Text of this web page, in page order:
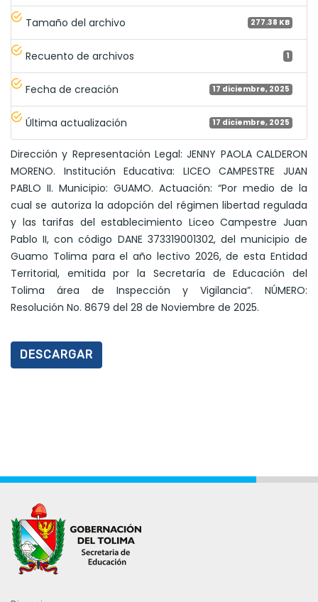
Tamaño del archivo 277.38 KB
Recuento de archivos 1
Fecha de creación 17 diciembre, 2025
Última actualización 17 diciembre, 2025
Dirección y Representación Legal: JENNY PAOLA CALDERON
MORENO. Institución Educativa: LICEO CAMPESTRE JUAN
PABLO II. Municipio: GUAMO. Actuación: “Por medio de la
cual se autoriza la adopción del régimen libertad regulada
y las tarifas del establecimiento Liceo Campestre Juan
Pablo II, con código DANE 373319001302, del municipio de
Guamo Tolima para el año lectivo 2026, de esta Entidad
Territorial, emitida por la Secretaría de Educación del
Tolima área de Inspección y Vigilancia”. NÚMERO:
Resolución No. 8679 del 28 de Noviembre de 2025.
DESCARGAR